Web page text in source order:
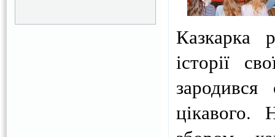
Казкарка
історії
цікавого.